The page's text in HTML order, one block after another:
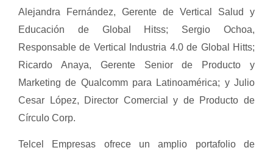
Alejandra Fernández, Gerente de Vertical Salud y
Educación de Global Hitss; Sergio Ochoa,
Responsable de Vertical Industria 4.0 de Global Hitts;
Ricardo Anaya, Gerente Senior de Producto y
Marketing de Qualcomm para Latinoamérica; y Julio
Cesar López, Director Comercial y de Producto de
Círculo Corp.
Telcel Empresas ofrece un amplio portafolio de